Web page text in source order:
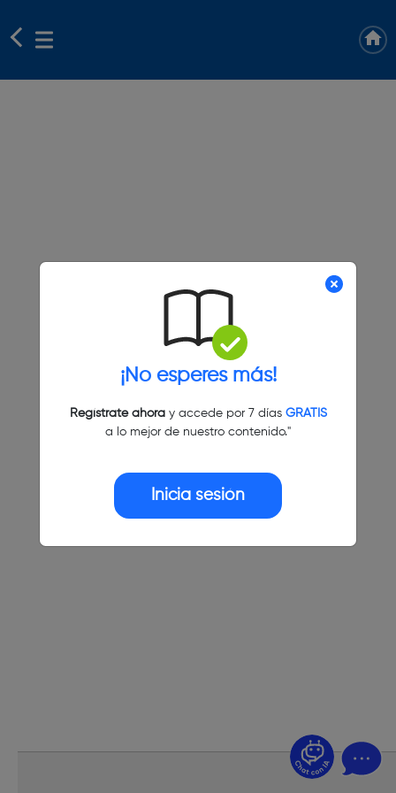
¡No esperes más!
Regístrate ahoray accede por 7 días GRATIS
a lo mejor de nuestro contenido."
Inicia sesión